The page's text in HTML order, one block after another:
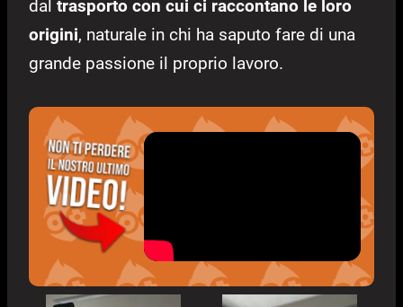
dal trasporto con cui ci raccontano le loro
origini, naturale in chi ha saputo fare di una
grande passione il proprio lavoro.